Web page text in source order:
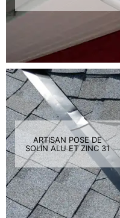
ARTISAN POSE DE
SOLIN ALU ET ZINC 31